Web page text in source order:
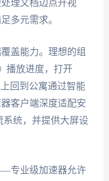
理文档边点开视
多元需求。
盖能力。理想的组
播放进度，打开
回到公寓通过智能
客户端深度适配安
系统，并提供大屏设
专业级加速器允许